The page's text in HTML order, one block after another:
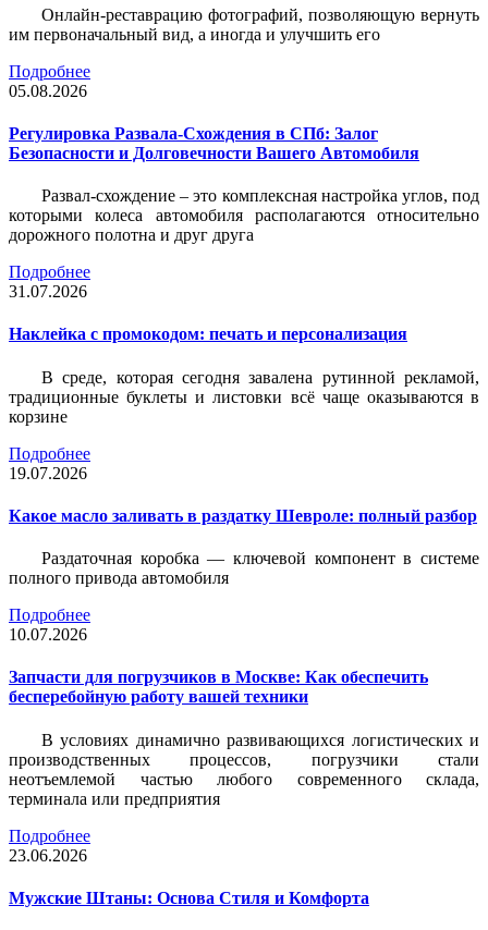
Онлайн-реставрацию фотографий, позволяющую вернуть
им первоначальный вид, а иногда и улучшить его
Подробнее
05.08.2026
Регулировка Развала-Схождения в СПб: Залог
Безопасности и Долговечности Вашего Автомобиля
Развал-схождение – это комплексная настройка углов, под
которыми колеса автомобиля располагаются относительно
дорожного полотна и друг друга
Подробнее
31.07.2026
Наклейка c промокодом: печать и персонализация
В среде, которая сегодня завалена рутинной рекламой,
традиционные буклеты и листовки всё чаще оказываются в
корзине
Подробнее
19.07.2026
Какое масло заливать в раздатку Шевроле: полный разбор
Раздаточная коробка — ключевой компонент в системе
полного привода автомобиля
Подробнее
10.07.2026
Запчасти для погрузчиков в Москве: Как обеспечить
бесперебойную работу вашей техники
В условиях динамично развивающихся логистических и
производственных процессов, погрузчики стали
неотъемлемой частью любого современного склада,
терминала или предприятия
Подробнее
23.06.2026
Мужские Штаны: Основа Стиля и Комфорта